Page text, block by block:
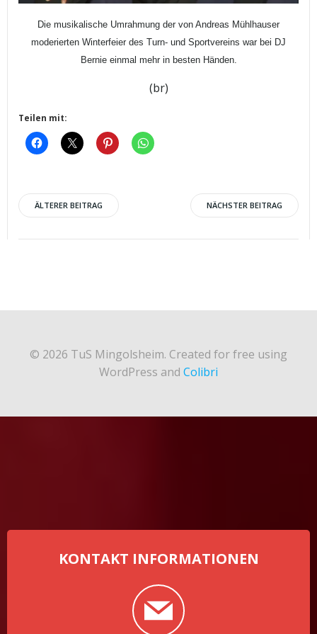
Die musikalische Umrahmung der von Andreas Mühlhauser
moderierten Winterfeier des Turn- und Sportvereins war bei DJ
Bernie einmal mehr in besten Händen.
(br)
Teilen mit:
Post
navigation
ÄLTERER BEITRAG
Post
navigation
NÄCHSTER BEITRAG
© 2026 TuS Mingolsheim. Created for free using
WordPress and Colibri
KONTAKT INFORMATIONEN